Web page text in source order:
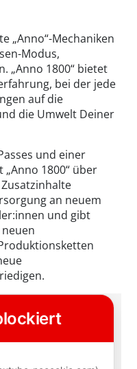
„Anno“-Mechaniken
Modus,
„Anno 1800“ bietet
bei der jede
auf die
die Umwelt Deiner
und einer
1800“ über
an neuem
und gibt